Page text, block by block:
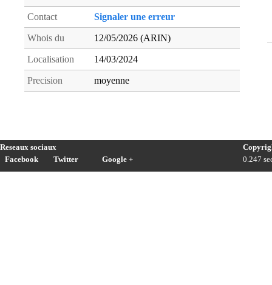
Contact Signaler une erreur
Whois du 12/05/2026 (ARIN)
Localisation 14/03/2024
Precision moyenne
Reseaux sociaux
Facebook
Twitter Google +
0.247